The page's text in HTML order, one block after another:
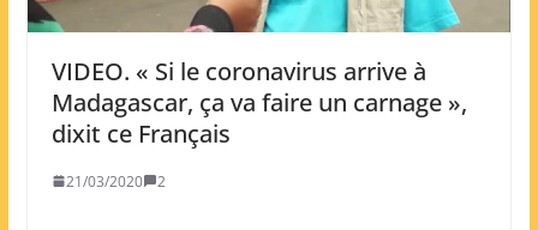
VIDEO. « Si le coronavirus arrive à
Madagascar, ça va faire un carnage »,
dixit ce Français
21/03/2020 2